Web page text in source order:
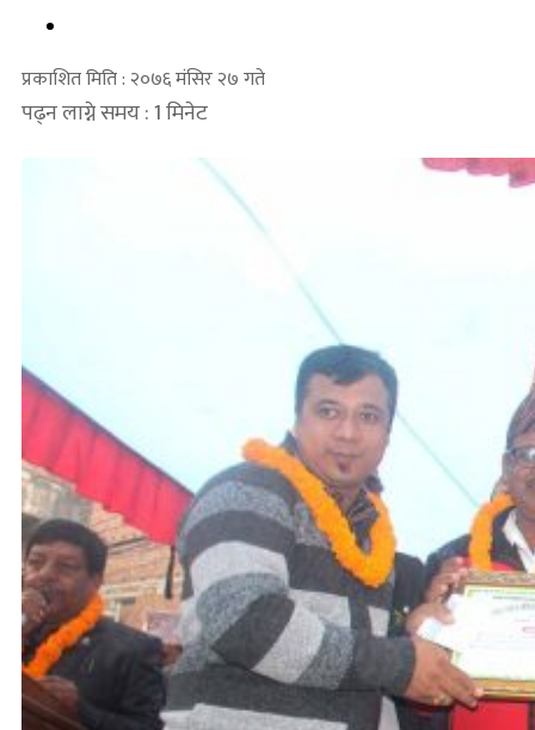
प्रकाशित मिति : २०७६ मंसिर २७ गते
पढ्न लाग्ने समय : 1 मिनेट